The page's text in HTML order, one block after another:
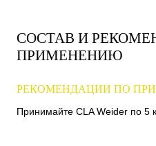
СОСТАВ И
ПРИМЕНЕНИЮ
РЕКОМЕНДАЦИИ ПО
Принимайте CLA Weider по 5